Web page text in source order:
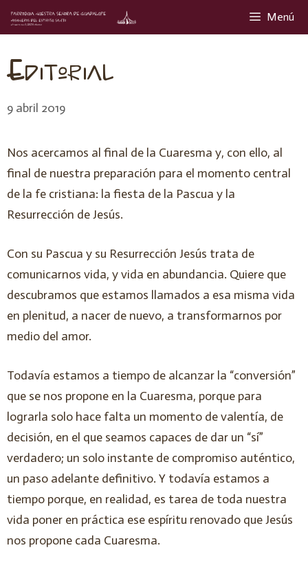
Menú
Editorial
9 abril 2019
Nos acercamos al final de la Cuaresma y, con ello, al
final de nuestra preparación para el momento central
de la fe cristiana: la fiesta de la Pascua y la
Resurrección de Jesús.
Con su Pascua y su Resurrección Jesús trata de
comunicarnos vida, y vida en abundancia. Quiere que
descubramos que estamos llamados a esa misma vida
en plenitud, a nacer de nuevo, a transformarnos por
medio del amor.
Todavía estamos a tiempo de alcanzar la “conversión”
que se nos propone en la Cuaresma, porque para
lograrla solo hace falta un momento de valentía, de
decisión, en el que seamos capaces de dar un “sí”
verdadero; un solo instante de compromiso auténtico,
un paso adelante definitivo. Y todavía estamos a
tiempo porque, en realidad, es tarea de toda nuestra
vida poner en práctica ese espíritu renovado que Jesús
nos propone cada Cuaresma.